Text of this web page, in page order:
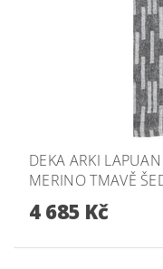
DEKA ARKI
MERINO TMAVĚ
4 685 Kč